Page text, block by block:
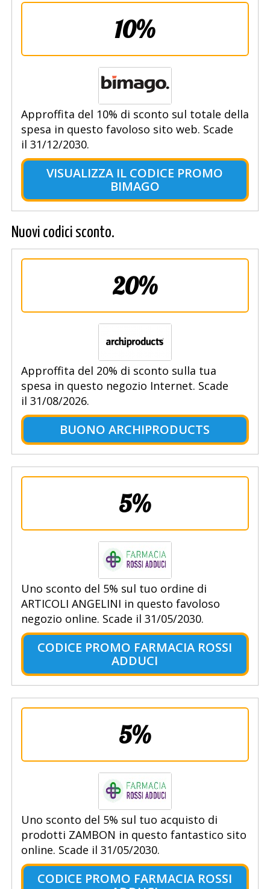
10%
Approffita del 10% di sconto sul totale della
spesa in questo favoloso sito web. Scade
il 31/12/2030.
VISUALIZZA IL CODICE PROMO
BIMAGO
Nuovi codici sconto.
20%
Approffita del 20% di sconto sulla tua
spesa in questo negozio Internet. Scade
il 31/08/2026.
BUONO ARCHIPRODUCTS
5%
Uno sconto del 5% sul tuo ordine di
ARTICOLI ANGELINI in questo favoloso
negozio online. Scade il 31/05/2030.
CODICE PROMO FARMACIA ROSSI
ADDUCI
5%
Uno sconto del 5% sul tuo acquisto di
prodotti ZAMBON in questo fantastico sito
online. Scade il 31/05/2030.
CODICE PROMO FARMACIA ROSSI